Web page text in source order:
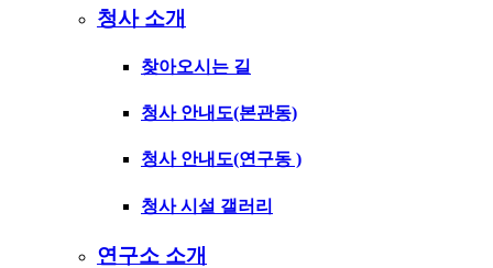
청사 소개
찾아오시는 길
청사 안내도(본관동)
청사 안내도(연구동 )
청사 시설 갤러리
연구소 소개